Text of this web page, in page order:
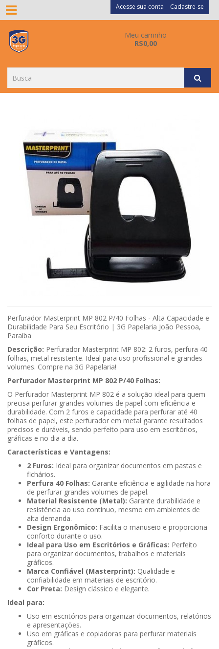
Acesse sua conta Cadastre-se
Meu carrinho
R$0,00
Perfurador Masterprint MP 802 P/40 Folhas - Alta Capacidade e
Durabilidade Para Seu Escritório | 3G Papelaria João Pessoa,
Paraíba
Descrição: Perfurador Masterprint MP 802: 2 furos, perfura 40
folhas, metal resistente. Ideal para uso profissional e grandes
volumes. Compre na 3G Papelaria!
Perfurador Masterprint MP 802 P/40 Folhas:
O Perfurador Masterprint MP 802 é a solução ideal para quem
precisa perfurar grandes volumes de papel com eficiência e
durabilidade. Com 2 furos e capacidade para perfurar até 40
folhas de papel, este perfurador em metal garante resultados
precisos e duráveis, sendo perfeito para uso em escritórios,
gráficas e no dia a dia.
Características e Vantagens:
2 Furos: Ideal para organizar documentos em pastas e
fichários.
Perfura 40 Folhas: Garante eficiência e agilidade na hora
de perfurar grandes volumes de papel.
Material Resistente (Metal): Garante durabilidade e
resistência ao uso contínuo, mesmo em ambientes de
alta demanda.
Design Ergonômico: Facilita o manuseio e proporciona
conforto durante o uso.
Ideal para Uso em Escritórios e Gráficas: Perfeito
para organizar documentos, trabalhos e materiais
gráficos.
Marca Confiável (Masterprint): Qualidade e
confiabilidade em materiais de escritório.
Cor Preta: Design clássico e elegante.
Ideal para:
Uso em escritórios para organizar documentos, relatórios
e apresentações.
Uso em gráficas e copiadoras para perfurar materiais
gráficos.